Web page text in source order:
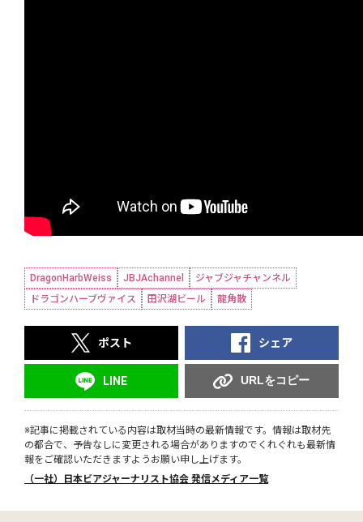
DragonHarbWeiss JBJAchannel
ジャブジャチャンネル
ドラゴンハーブヴァイス
田沢湖ビール 龍角散
ポスト シェア
LINE URLをコピー
※記事に掲載されている内容は取材当時の最新情報です。情報は取材先
の都合で、予告なしに変更される場合がありますのでくれぐれも最新情
報をご確認いただきますようお願い申し上げます。
（一社）日本ビアジャーナリスト協会 発信メディア一覧